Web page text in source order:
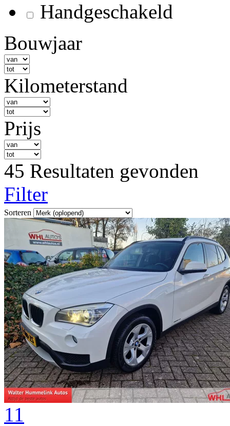
Handgeschakeld
Bouwjaar
Kilometerstand
Prijs
45 Resultaten gevonden
Filter
Sorteren
11